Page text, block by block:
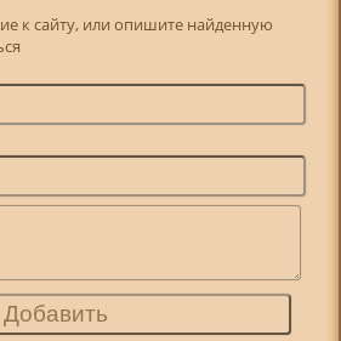
к сайту, или опишите найденную